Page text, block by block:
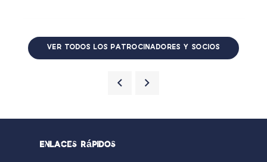
VER TODOS LOS PATROCINADORES Y SOCIOS
Enlaces rápidos